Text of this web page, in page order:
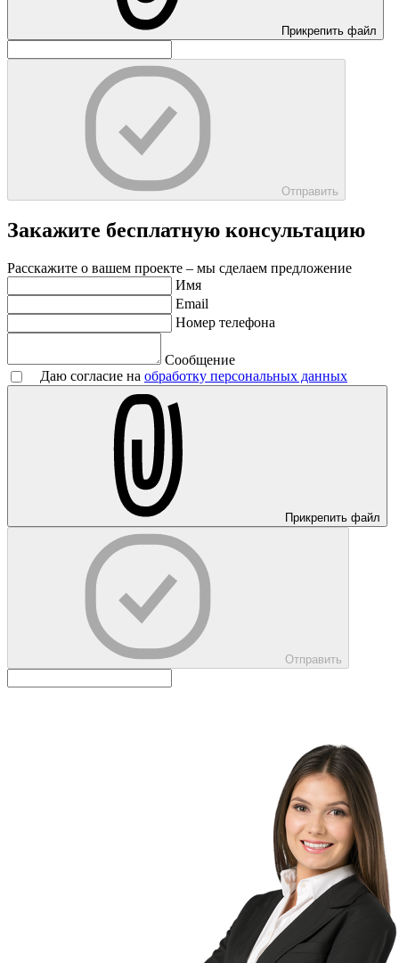
Прикрепить файл
Отправить
Закажите бесплатную консультацию
Расскажите о вашем проекте – мы сделаем предложение
Имя
Email
Номер телефона
Сообщение
Даю согласие на обработку персональных данных
Прикрепить файл
Отправить